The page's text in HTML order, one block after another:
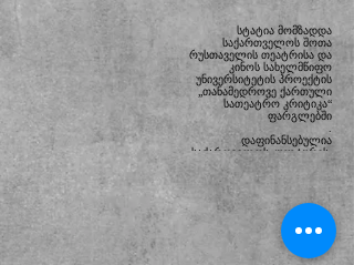
სტატია მომზადდა
საქართველოს შოთა
რუსთაველის თეატრისა და
კინოს სახელმწიფო
უნივერსიტეტის პროექტის
„თანამედროვე ქართული
სათეატრო კრიტიკა“
ფარგლებში
დაფინანსებულია
საქართველოს კულტურის,
სპორტისა და
ახალგაზრდობის
სამინისტროს მიერ.